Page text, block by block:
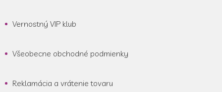
Vernostný VIP klub
Všeobecne obchodné podmienky
Reklamácia a vrátenie tovaru